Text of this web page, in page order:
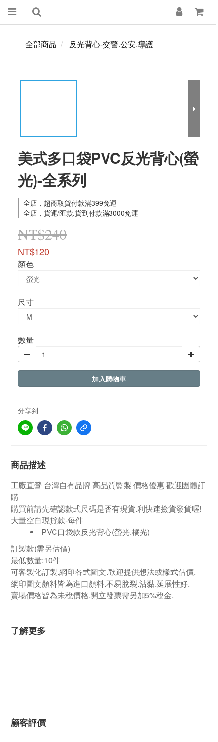
全部商品 反光背心-交警.公安.導護
美式多口袋PVC反光背心(螢
光)-全系列
全店，超商取貨付款滿399免運
全店，貨運/匯款.貨到付款滿3000免運
NT$240
NT$120
顏色
尺寸
數量
加入購物車
分享到
商品描述
工廠直營 台灣自有品牌 高品質監製 價格優惠 歡迎團體訂
購
購買前請先確認款式尺碼是否有現貨.利快速撿貨發貨喔!
大量空白現貨款-每件
PVC口袋款反光背心(螢光.橘光)
訂製款(需另估價)
最低數量:10件
可客製化訂製.網印各式圖文.歡迎提供想法或樣式估價.
網印圖文顏料皆為進口顏料.不易脫裂.沾黏.延展性好.
賣場價格皆為未稅價格.開立發票需另加5%稅金.
了解更多
顧客評價